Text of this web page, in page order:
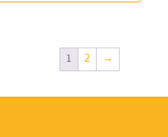
1 2 →